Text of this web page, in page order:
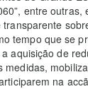
entre
tempo que se
aquisição de
medidas,
na